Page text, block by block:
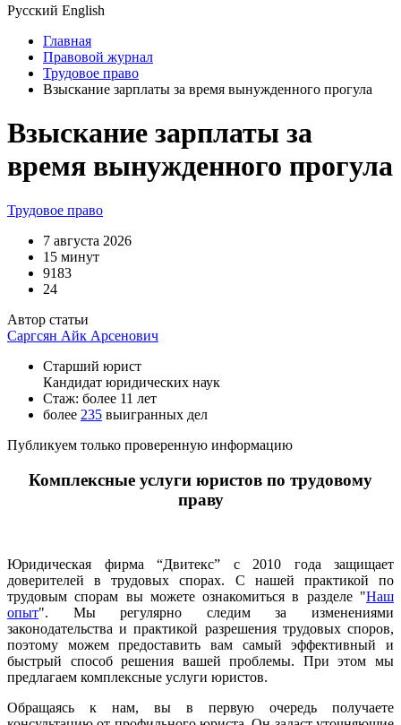
Русский English
Главная
Правовой журнал
Трудовое право
Взыскание зарплаты за время вынужденного прогула
Взыскание зарплаты за
время вынужденного прогула
Трудовое право
7 августа 2026
15 минут
9183
24
Автор статьи
Саргсян Айк Арсенович
Старший юрист
Кандидат юридических наук
Стаж: более 11 лет
более 235 выигранных дел
Публикуем только проверенную информацию
Комплексные услуги юристов по трудовому
праву
Юридическая фирма “Двитекс” с 2010 года защищает
доверителей в трудовых спорах. С нашей практикой по
трудовым спорам вы можете ознакомиться в разделе "Наш
опыт". Мы регулярно следим за изменениями
законодательства и практикой разрешения трудовых споров,
поэтому можем предоставить вам самый эффективный и
быстрый способ решения вашей проблемы. При этом мы
предлагаем комплексные услуги юристов.
Обращаясь к нам, вы в первую очередь получаете